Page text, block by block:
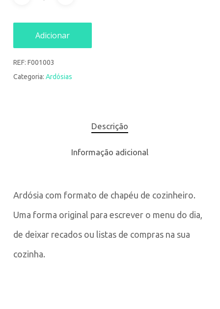
Adicionar
REF: F001003
Categoria: Ardósias
Descrição
Informação adicional
Ardósia com formato de chapéu de cozinheiro.
Uma forma original para escrever o menu do dia,
de deixar recados ou listas de compras na sua
cozinha.